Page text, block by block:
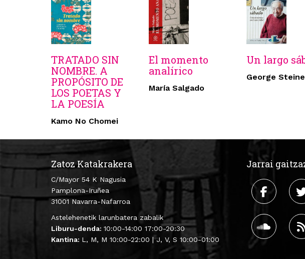
TRATADO SIN
NOMBRE. A
PROPÓSITO DE
LOS POETAS Y
LA POESÍA
Kamo No Chomei
El momento
analírico
María Salgado
Un largo
George
Zatoz Katakrakera
C/Mayor 54 K Nagusia
Pamplona-Iruñea
31001 Navarra-Nafarroa
Astelehenetik larunbatera zabalik
Liburu-denda: 10:00-14:00 17:00-20:30
Kantina: L, M, M 10:00-22:00 | J, V, S 10:00-01:00
Jarrai